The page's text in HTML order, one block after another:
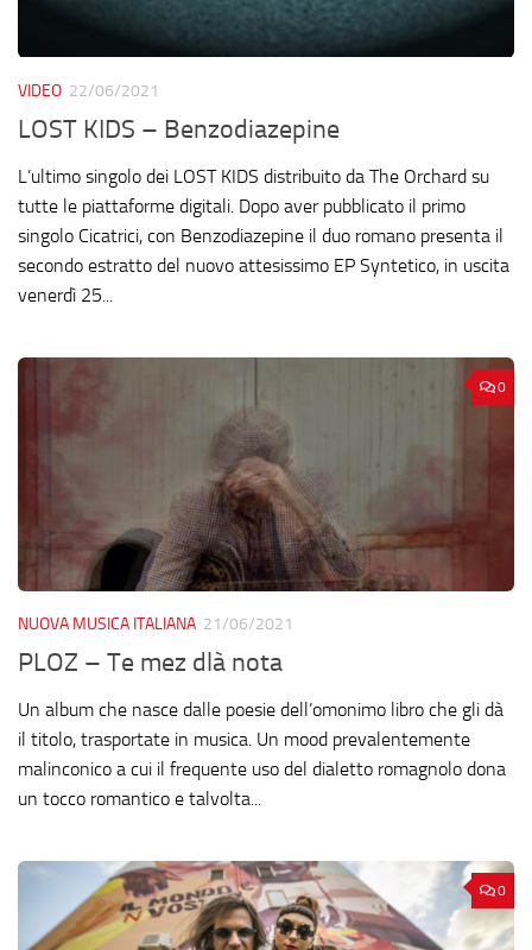
VIDEO 22/06/2021
LOST KIDS – Benzodiazepine
L’ultimo singolo dei LOST KIDS distribuito da The Orchard su
tutte le piattaforme digitali. Dopo aver pubblicato il primo
singolo Cicatrici, con Benzodiazepine il duo romano presenta il
secondo estratto del nuovo attesissimo EP Syntetico, in uscita
venerdì 25...
0
NUOVA MUSICA ITALIANA 21/06/2021
PLOZ – Te mez dlà nota
Un album che nasce dalle poesie dell’omonimo libro che gli dà
il titolo, trasportate in musica. Un mood prevalentemente
malinconico a cui il frequente uso del dialetto romagnolo dona
un tocco romantico e talvolta...
0